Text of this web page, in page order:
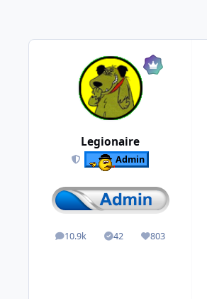
Legionaire
Admin
10.9k
posts 42
Solutions803
Reputation